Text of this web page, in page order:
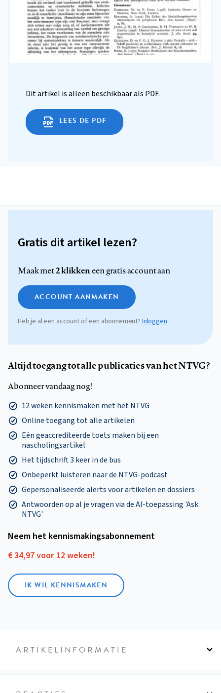
Dit artikel is alleen beschikbaar als PDF.
LEES DE PDF
Gratis dit artikel lezen?
Maak met2 klikkeneen gratis account aan
ACCOUNT AANMAKEN
Heb je al een account of een abonnement? Inloggen
Altijd toegang tot alle publicaties van het NTVG?
Abonneer vandaag nog!
12 weken kennismaken met het NTVG
Online toegang tot alle artikelen
Eén geaccrediteerde toets maken bij een
nascholingsartikel
Het tijdschrift 3 keer in de bus
Onbeperkt luisteren naar de NTVG-podcast
Gepersonaliseerde alerts voor artikelen en dossiers
Antwoorden op al je vragen via de AI-toepassing 'Ask
NTVG'
Neem het kennismakings­abonnement
€ 34,97 voor 12 weken!
IK WIL KENNISMAKEN
ARTIKELINFORMATIE